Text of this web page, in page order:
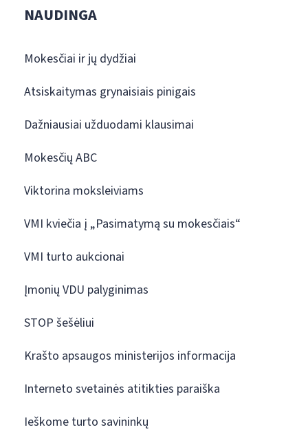
NAUDINGA
Mokesčiai ir jų dydžiai
Atsiskaitymas grynaisiais pinigais
Dažniausiai užduodami klausimai
Mokesčių ABC
Viktorina moksleiviams
VMI kviečia į „Pasimatymą su mokesčiais“
VMI turto aukcionai
Įmonių VDU palyginimas
STOP šešėliui
Krašto apsaugos ministerijos informacija
Interneto svetainės atitikties paraiška
Ieškome turto savininkų